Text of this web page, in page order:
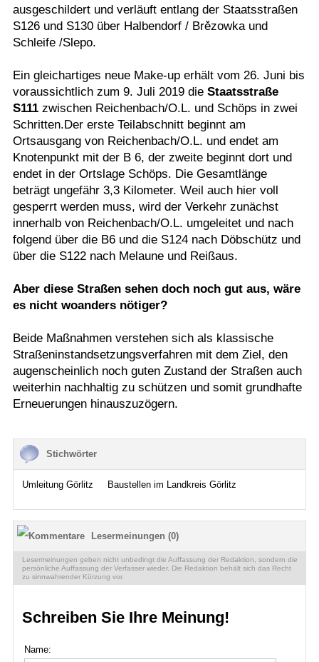
ausgeschildert und verläuft entlang der Staatsstraßen
S126 und S130 über Halbendorf / Brězowka und
Schleife /Slepo.
Ein gleichartiges neue Make-up erhält vom 26. Juni bis
voraussichtlich zum 9. Juli 2019 die Staatsstraße
S111zwischen Reichenbach/O.L. und Schöps in zwei
Schritten.Der erste Teilabschnitt beginnt am
Ortsausgang von Reichenbach/O.L. und endet am
Knotenpunkt mit der B 6, der zweite beginnt dort und
endet in der Ortslage Schöps. Die Gesamtlänge
beträgt ungefähr 3,3 Kilometer. Weil auch hier voll
gesperrt werden muss, wird der Verkehr zunächst
innerhalb von Reichenbach/O.L. umgeleitet und nach
folgend über die B6 und die S124 nach Döbschütz und
über die S122 nach Melaune und Reißaus.
Aber diese Straßen sehen doch noch gut aus, wäre
es nicht woanders nötiger?
Beide Maßnahmen verstehen sich als klassische
Straßeninstandsetzungsverfahren mit dem Ziel, den
augenscheinlich noch guten Zustand der Straßen auch
weiterhin nachhaltig zu schützen und somit grundhafte
Erneuerungen hinauszuzögern.
Stichwörter
Umleitung Görlitz Baustellen im Landkreis Görlitz
Lesermeinungen (0)
Lesermeinungen geben nicht unbedingt die Auffassung der Redaktion, sondern die
persönliche Auffassung der Verfasser wieder. Die Redaktion behält sich das Recht
zu sinnwahrender Kürzung vor.
Schreiben Sie Ihre Meinung!
Name: